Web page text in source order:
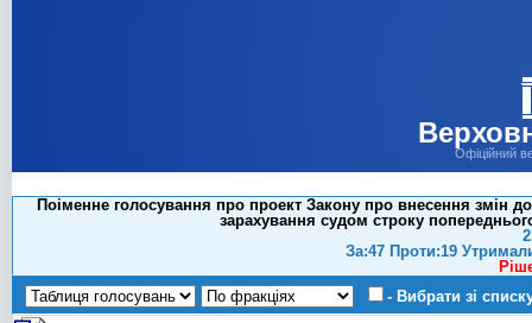
Офіційний
Поіменне голосування про проект Закону про внесення змін
зарахування судом строку
За:47 Проти:19
- Вибрати зі